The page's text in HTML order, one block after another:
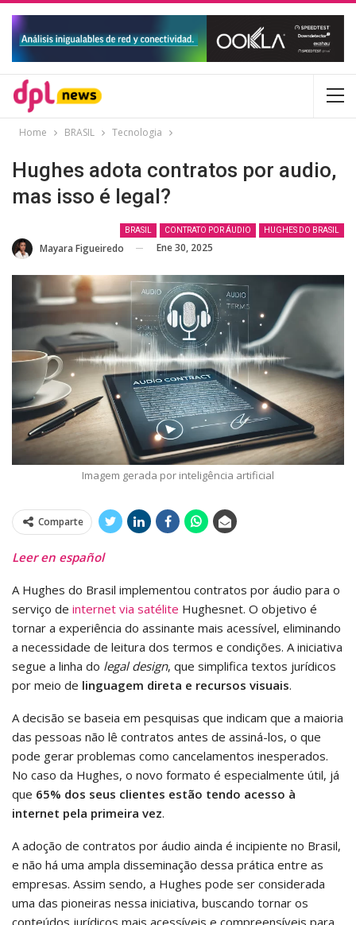
Home BRASIL Tecnologia
Hughes adota contratos por audio,
mas isso é legal?
BRASIL CONTRATO POR ÁUDIO HUGHES DO BRASIL
⁨Mayara Figueiredo Ene 30, 2025
Imagem gerada por inteligência artificial
Comparte
Leer en español
A Hughes do Brasil implementou contratos por áudio para o
serviço de internet via satélite Hughesnet. O objetivo é
tornar a experiência do assinante mais acessível, eliminando
a necessidade de leitura dos termos e condições. A iniciativa
segue a linha do legal design, que simplifica textos jurídicos
por meio de linguagem direta e recursos visuais.
A decisão se baseia em pesquisas que indicam que a maioria
das pessoas não lê contratos antes de assiná-los, o que
pode gerar problemas como cancelamentos inesperados.
No caso da Hughes, o novo formato é especialmente útil, já
que 65% dos seus clientes estão tendo acesso à
internet pela primeira vez.
A adoção de contratos por áudio ainda é incipiente no Brasil,
e não há uma ampla disseminação dessa prática entre as
empresas. Assim sendo, a Hughes pode ser considerada
uma das pioneiras nessa iniciativa, buscando tornar os